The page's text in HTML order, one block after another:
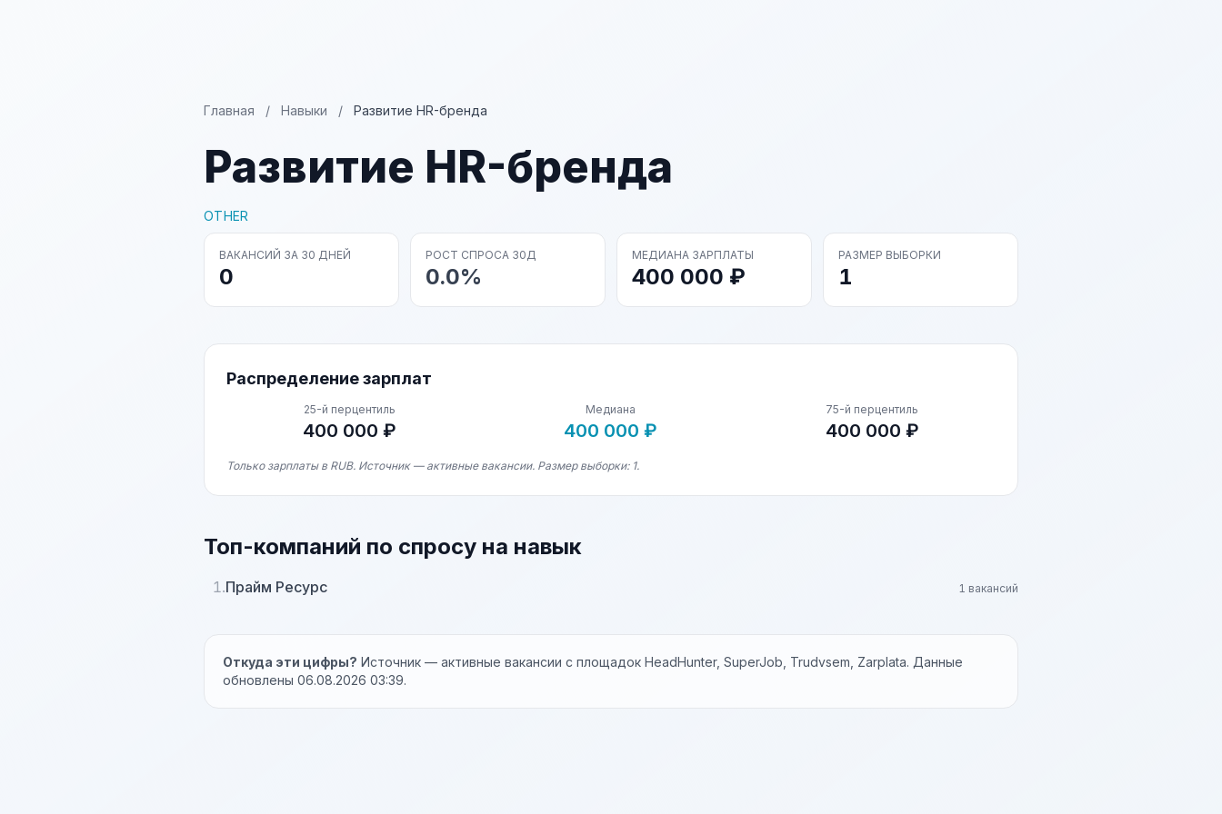
Главная / Навыки / Развитие HR-бренда
Развитие HR-бренда
OTHER
ВАКАНСИЙ ЗА 30 ДНЕЙ
0
РОСТ СПРОСА 30Д
0.0%
МЕДИАНА ЗАРПЛАТЫ
400 000 ₽
РАЗМЕР ВЫБОРКИ
1
Распределение зарплат
25-й перцентиль
400 000 ₽
Медиана
400 000 ₽
75-й перцентиль
400 000 ₽
Только зарплаты в RUB. Источник — активные вакансии. Размер выборки: 1.
Топ-компаний по спросу на навык
1.Прайм Ресурс 1 вакансий
Откуда эти цифры? Источник — активные вакансии с площадок HeadHunter, SuperJob, Trudvsem, Zarplata. Данные
обновлены 06.08.2026 03:39.